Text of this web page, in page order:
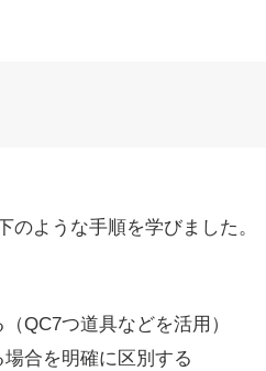
ような手順を学びました。
QC7つ道具などを活用）
合を明確に区別する